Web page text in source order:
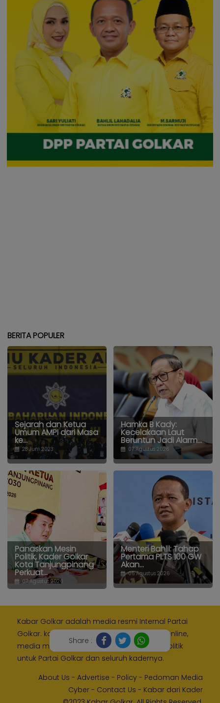
Share :
BERITA POPULER
Sejarah dan Ketua
Umum AMPI dari Masa
ke...
28 Juni 2023
Hamka B Kady:
Kecelakaan Laut
Beruntun Jadi Alarm...
07 Agustus 2026
Panaskan Mesin
Politik, Kader Golkar
Kota Tanjungpinang
Perkuat...
07 Agustus 2026
Menteri Bahlil: Tahap
Pertama PLTS 100 GW
Akan...
05 Agustus 2026
Kabar Golkar adalah media resmi Internal Partai
Golkar. kami memberikan layanan media online,
media monitoring dan kampanye digital politik
untuk Partai Golkar dan seluruh kadernya.
About Us - Advertise - Policy - Pedoman Media
Cyber - Contact Us - Kabar dari Kader